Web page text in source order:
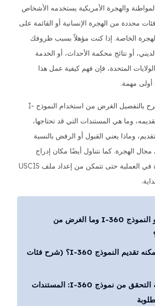
والهجرة الأمريكية يستخدمه الأشخاص
من الهجرة الإنسانية أو القائمة على
الخاصة. إذا كنت مؤهلاً بسبب ظروفك
أو نتائج محكمة الأحداث، أو الخدمة
المتحدة، فإن فهم كيفية عمل هذا
مهمة.
في هذا الدليل، نشرح بالتفصيل الغرض من استخدام النموذج I-
وما هي المستندات التي قد تحتاجها،
وماذا يعني القبول أو الرفض بالنسبة
الهجرة. كما نتناول أيضًا مكان إدراج
الترجمات المعتمدة في العملية حتى تتمكن من إعداد ملف USCIS
ما هو النموذج I-360 وما الغرض من
من يمكنه تقديم النموذج I-360؟ (شرح فئات
قائمة التحقق من نموذج I-360: المستندات